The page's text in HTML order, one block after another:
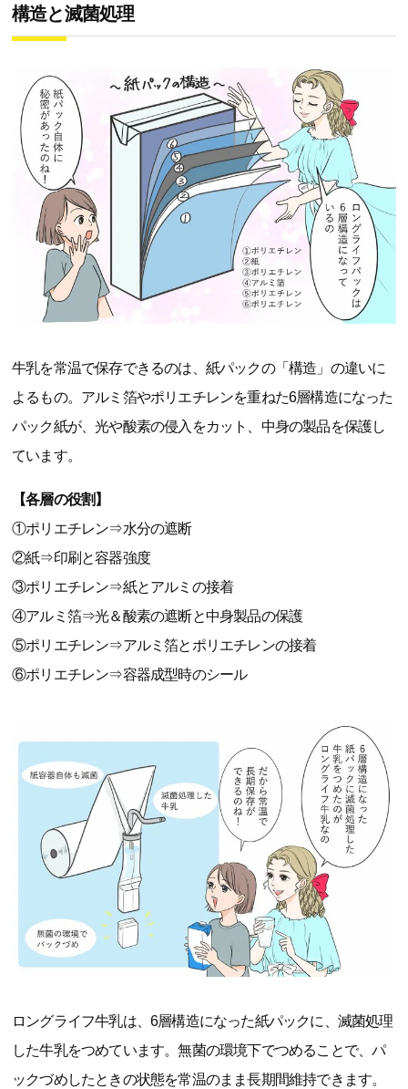
構造と滅菌処理
牛乳を常温で保存できるのは、紙パックの「構造」の違いに
よるもの。アルミ箔やポリエチレンを重ねた6層構造になった
パック紙が、光や酸素の侵入をカット、中身の製品を保護し
ています。
【各層の役割】
①ポリエチレン⇒水分の遮断
②紙⇒印刷と容器強度
③ポリエチレン⇒紙とアルミの接着
④アルミ箔⇒光＆酸素の遮断と中身製品の保護
⑤ポリエチレン⇒アルミ箔とポリエチレンの接着
⑥ポリエチレン⇒容器成型時のシール
ロングライフ牛乳は、6層構造になった紙パックに、滅菌処理
した牛乳をつめています。無菌の環境下でつめることで、パ
ックづめしたときの状態を常温のまま長期間維持できます。